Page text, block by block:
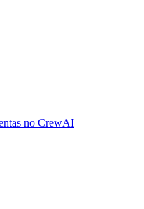
no CrewAI